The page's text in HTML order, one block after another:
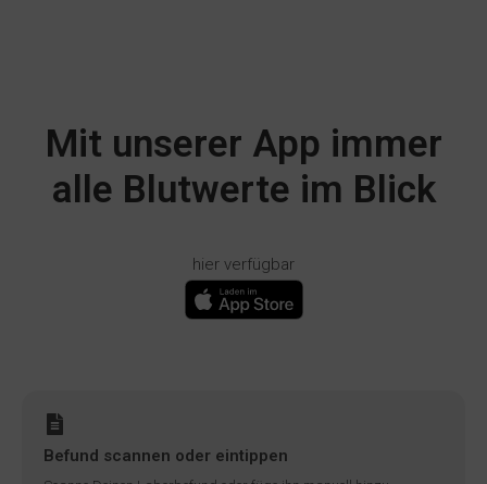
Mit unserer App immer
alle Blutwerte im Blick
hier verfügbar
Befund scannen oder eintippen